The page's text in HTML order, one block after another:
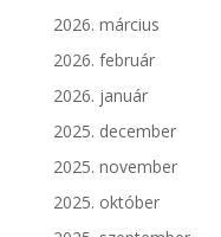
2026. március
2026. február
2026. január
2025. december
2025. november
2025. október